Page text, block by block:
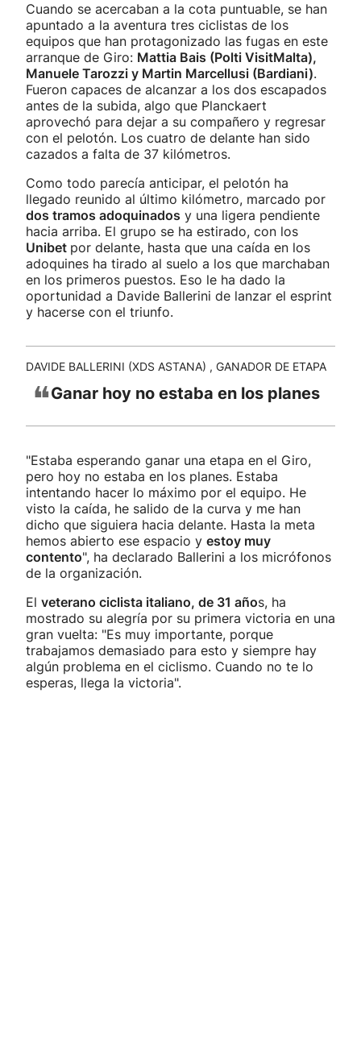
Cuando se acercaban a la cota puntuable, se han
apuntado a la aventura tres ciclistas de los
equipos que han protagonizado las fugas en este
arranque de Giro: Mattia Bais (Polti VisitMalta),
Manuele Tarozzi y Martin Marcellusi (Bardiani).
Fueron capaces de alcanzar a los dos escapados
antes de la subida, algo que Planckaert
aprovechó para dejar a su compañero y regresar
con el pelotón. Los cuatro de delante han sido
cazados a falta de 37 kilómetros.
Como todo parecía anticipar, el pelotón ha
llegado reunido al último kilómetro, marcado por
dos tramos adoquinados y una ligera pendiente
hacia arriba. El grupo se ha estirado, con los
Unibet por delante, hasta que una caída en los
adoquines ha tirado al suelo a los que marchaban
en los primeros puestos. Eso le ha dado la
oportunidad a Davide Ballerini de lanzar el esprint
y hacerse con el triunfo.
DAVIDE BALLERINI (XDS ASTANA) , GANADOR DE ETAPA
❝Ganar hoy no estaba en los planes
"Estaba esperando ganar una etapa en el Giro,
pero hoy no estaba en los planes. Estaba
intentando hacer lo máximo por el equipo. He
visto la caída, he salido de la curva y me han
dicho que siguiera hacia delante. Hasta la meta
hemos abierto ese espacio y estoy muy
contento", ha declarado Ballerini a los micrófonos
de la organización.
El veterano ciclista italiano, de 31 años, ha
mostrado su alegría por su primera victoria en una
gran vuelta: "Es muy importante, porque
trabajamos demasiado para esto y siempre hay
algún problema en el ciclismo. Cuando no te lo
esperas, llega la victoria".